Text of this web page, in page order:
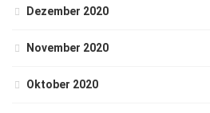
Dezember 2020
November 2020
Oktober 2020